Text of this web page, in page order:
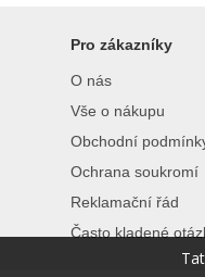
Pro zákazníky
O nás
Vše o nákupu
Obchodní
Ochrana soukromí
Reklamační řád
Často kladené